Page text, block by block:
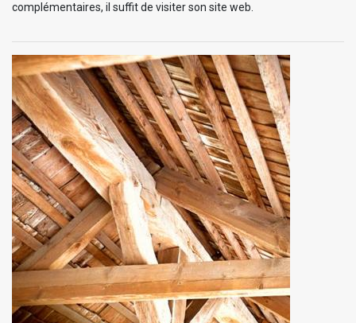
complémentaires, il suffit de visiter son site web.